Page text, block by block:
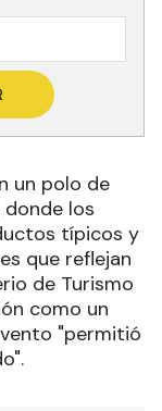
un polo de
donde los
típicos y
que reflejan
de Turismo
como un
"permitió